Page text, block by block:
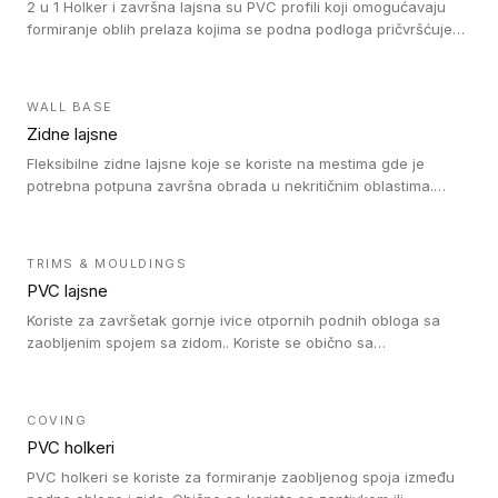
2 u 1 Holker i završna lajsna su PVC profili koji omogućavaju
formiranje oblih prelaza kojima se podna podloga pričvršćuje
WALL BASE
Zidne lajsne
Fleksibilne zidne lajsne koje se koriste na mestima gde je
potrebna potpuna završna obrada u nekritičnim oblastima.
TRIMS & MOULDINGS
PVC lajsne
Koriste za završetak gornje ivice otpornih podnih obloga sa
zaobljenim spojem sa zidom.. Koriste se obično sa
rešenje).
COVING
PVC holkeri
PVC holkeri se koriste za formiranje zaobljenog spoja između